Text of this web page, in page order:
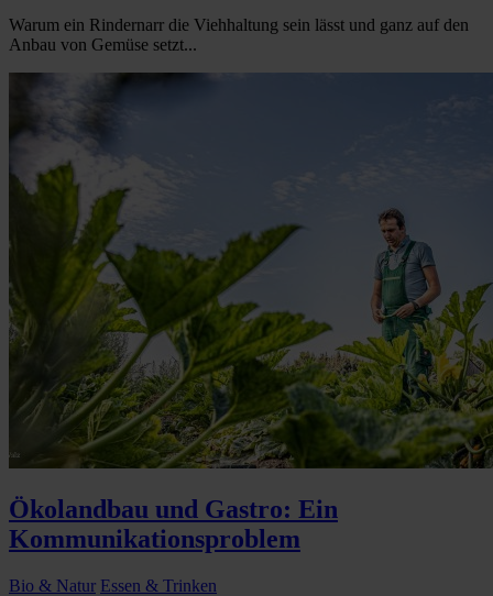
Warum ein Rindernarr die Viehhaltung sein lässt und ganz auf den
Anbau von Gemüse setzt...
Ökolandbau und Gastro: Ein
Kommunikationsproblem
Bio & Natur Essen & Trinken